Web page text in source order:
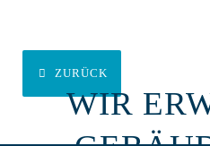
ZURÜCK
WIR